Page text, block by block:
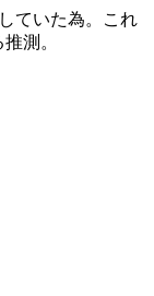
ていた為。これ
測。